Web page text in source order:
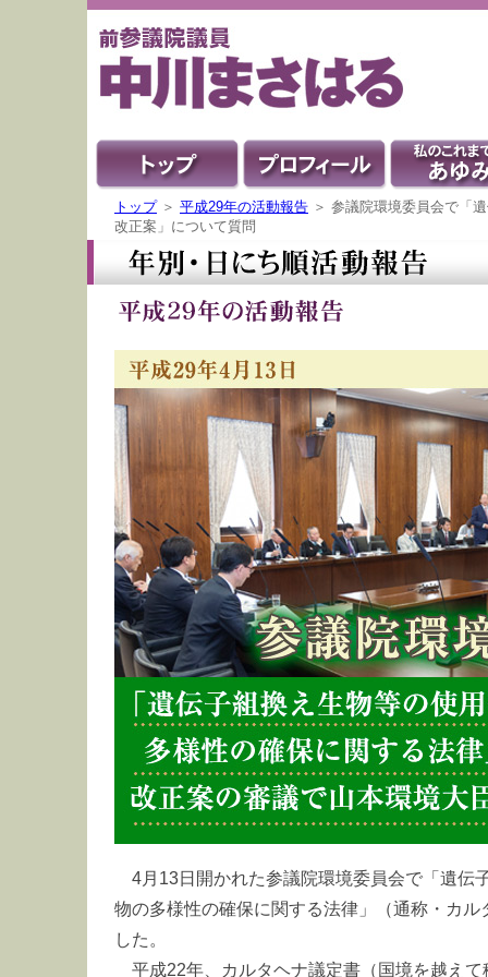
トップ＞ 平成29年の活動報告 ＞ 参議院環境委員会で「
改正案」について質問
4月13日開かれた参議院環境委員会で「遺伝
物の多様性の確保に関する法律」（通称・カ
した。
平成22年、カルタヘナ議定書（国境を越え